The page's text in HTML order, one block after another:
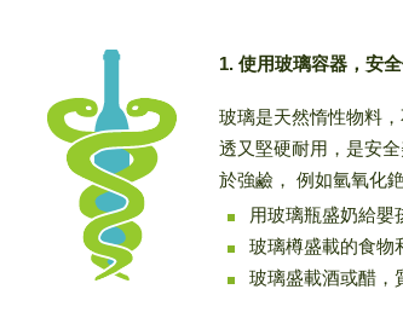
1. 使用玻璃容器，安
玻璃是天然惰性物料
透又堅硬耐用，是安
於強鹼， 例如氫氧化銫
用玻璃瓶盛奶給嬰
玻璃樽盛載的食物
玻璃盛載酒或醋，